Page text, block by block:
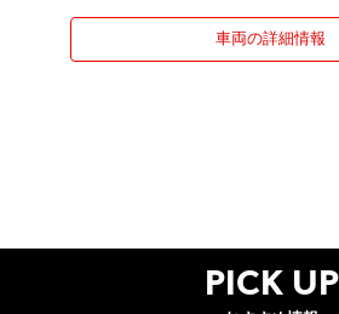
車両の詳細情報
PICK UP